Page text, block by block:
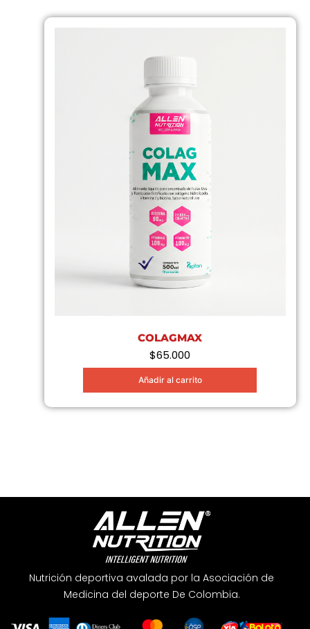
COLAGMAX
$65.000
Añadir al carrito
Nutrición deportiva avalada por la Asociación de
Medicina del deporte De Colombia.